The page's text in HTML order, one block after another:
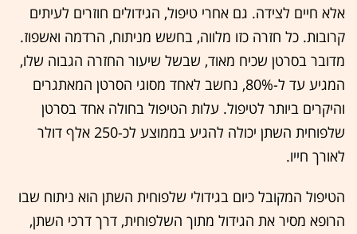
אלא חיים לצידה. גם אחרי טיפול, הגידולים חוזרים לעיתים
קרובות. כל חזרה כזו מלווה, בחשש מניתוח, הרדמה ואשפוז.
מדובר בסרטן שכיח מאוד, שבשל שיעור החזרה הגבוה שלו,
המגיע עד ל-80%, נחשב לאחד מסוגי הסרטן המאתגרים
והיקרים ביותר לטיפול. עלות הטיפול בחולה אחד בסרטן
שלפוחית השתן יכולה להגיע בממוצע לכ-250 אלף דולר
לאורך חייו.
הטיפול המקובל כיום בגידולי שלפוחית השתן הוא ניתוח שבו
הרופא מסיר את הגידול מתוך השלפוחית, דרך דרכי השתן,